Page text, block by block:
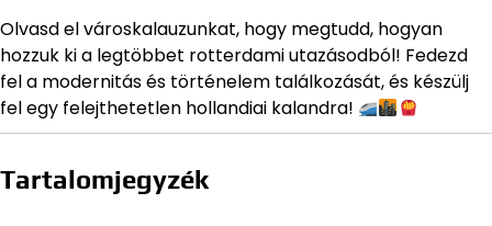
Olvasd el városkalauzunkat, hogy megtudd, hogyan
hozzuk ki a legtöbbet rotterdami utazásodból! Fedezd
fel a modernitás és történelem találkozását, és készülj
fel egy felejthetetlen hollandiai kalandra!
Tartalomjegyzék